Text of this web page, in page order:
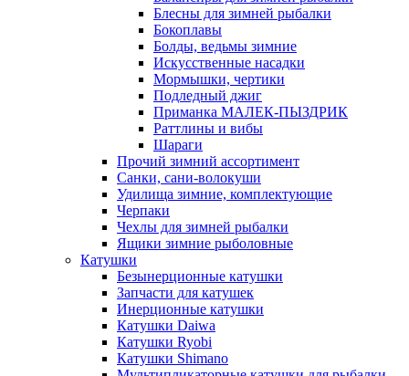
Блесны для зимней рыбалки
Бокоплавы
Болды, ведьмы зимние
Искусственные насадки
Мормышки, чертики
Подледный джиг
Приманка МАЛЕК-ПЫЗДРИК
Раттлины и вибы
Шараги
Прочий зимний ассортимент
Санки, сани-волокуши
Удилища зимние, комплектующие
Черпаки
Чехлы для зимней рыбалки
Ящики зимние рыболовные
Катушки
Безынерционные катушки
Запчасти для катушек
Инерционные катушки
Катушки Daiwa
Катушки Ryobi
Катушки Shimano